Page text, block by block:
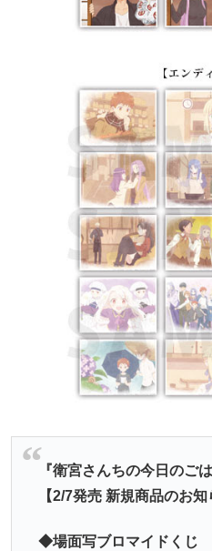
『衛宮さんちの今日のご
【2/7発売 新規商品のお知
◆場面写ブロマイドくじ